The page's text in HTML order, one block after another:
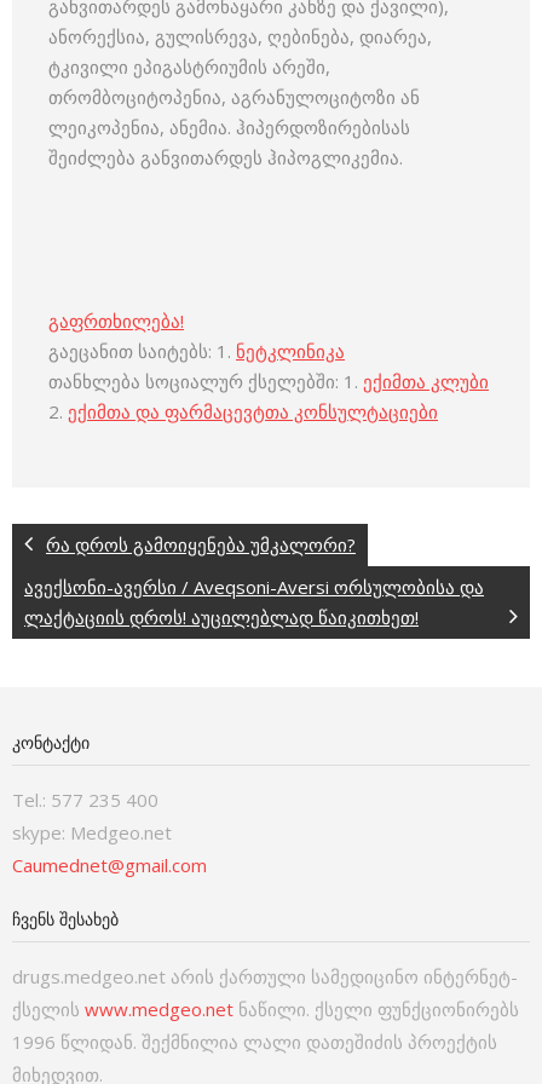
განვითარდეს გამონაყარი კანზე და ქავილი),
ანორექსია, გულისრევა, ღებინება, დიარეა,
ტკივილი ეპიგასტრიუმის არეში,
თრომბოციტოპენია, აგრანულოციტოზი ან
ლეიკოპენია, ანემია. ჰიპერდოზირებისას
შეიძლება განვითარდეს ჰიპოგლიკემია.
გაფრთხილება!
გაეცანით საიტებს: 1. ნეტკლინიკა
თანხლება სოციალურ ქსელებში: 1. ექიმთა კლუბი
2. ექიმთა და ფარმაცევტთა კონსულტაციები
რა დროს გამოიყენება უმკალორი?
ავექსონი-ავერსი / Aveqsoni-Aversi ორსულობისა და
ლაქტაციის დროს! აუცილებლად წაიკითხეთ!
ᲙᲝᲜᲢᲐᲥᲢᲘ
Tel.: 577 235 400
skype: Medgeo.net
Caumednet@gmail.com
ᲩᲕᲔᲜᲡ ᲨᲔᲡᲐᲮᲔᲑ
drugs.medgeo.net არის ქართული სამედიცინო ინტერნეტ-
ქსელის www.medgeo.net ნაწილი. ქსელი ფუნქციონირებს
1996 წლიდან. შექმნილია ლალი დათეშიძის პროექტის
მიხედვით.